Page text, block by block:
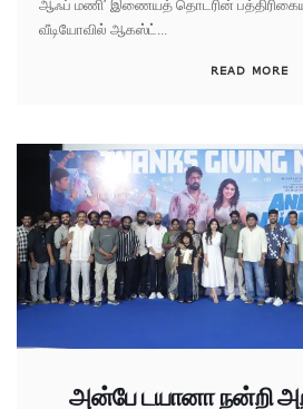
ஆஃப் மணி’ இணையத் தொடரின்
வீடியோவில் ஆகஸ்ட்...
READ MORE
அன்பே டயானா நன்றி